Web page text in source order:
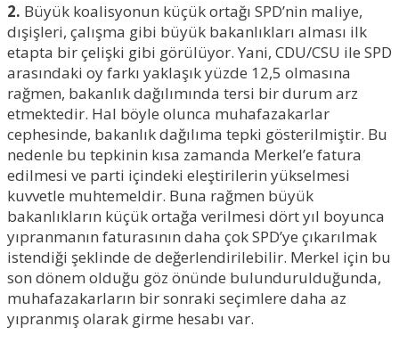
2. Büyük koalisyonun küçük ortağı SPD’nin maliye,
dışişleri, çalışma gibi büyük bakanlıkları alması ilk
etapta bir çelişki gibi görülüyor. Yani, CDU/CSU ile SPD
arasındaki oy farkı yaklaşık yüzde 12,5 olmasına
rağmen, bakanlık dağılımında tersi bir durum arz
etmektedir. Hal böyle olunca muhafazakarlar
cephesinde, bakanlık dağılıma tepki gösterilmiştir. Bu
nedenle bu tepkinin kısa zamanda Merkel’e fatura
edilmesi ve parti içindeki eleştirilerin yükselmesi
kuvvetle muhtemeldir. Buna rağmen büyük
bakanlıkların küçük ortağa verilmesi dört yıl boyunca
yıpranmanın faturasının daha çok SPD’ye çıkarılmak
istendiği şeklinde de değerlendirilebilir. Merkel için bu
son dönem olduğu göz önünde bulundurulduğunda,
muhafazakarların bir sonraki seçimlere daha az
yıpranmış olarak girme hesabı var.